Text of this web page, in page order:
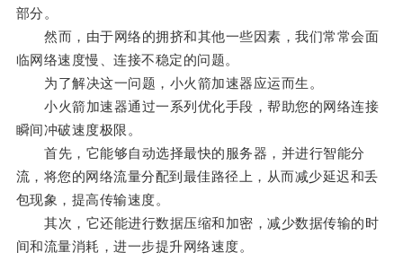
部分。
然而，由于网络的拥挤和其他一些因素，我们常常会面
临网络速度慢、连接不稳定的问题。
为了解决这一问题，小火箭加速器应运而生。
小火箭加速器通过一系列优化手段，帮助您的网络连接
瞬间冲破速度极限。
首先，它能够自动选择最快的服务器，并进行智能分
流，将您的网络流量分配到最佳路径上，从而减少延迟和丢
包现象，提高传输速度。
其次，它还能进行数据压缩和加密，减少数据传输的时
间和流量消耗，进一步提升网络速度。